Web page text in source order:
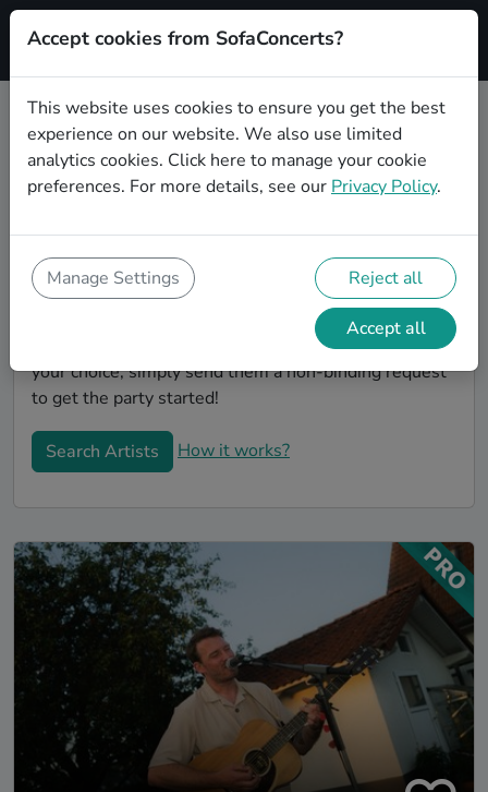
Signup
Book Rock wedding party bands in
Krefeld
play your big day in Krefeld? You're in the right spot!
At SofaConcerts you'll discover unique, professional,
creative bands that will work with you to make your
big day a success! Browse our bands, listen to their
music, watch their videos, and when you've made
your choice, simply send them a non-binding request
to get the party started!
Search Artists How it works?
Accept cookies from SofaConcerts?
This website uses cookies to ensure you get the best
experience on our website. We also use limited
analytics cookies. Click here to manage your cookie
preferences. For more details, see our Privacy Policy.
Manage Settings Reject all
Accept all